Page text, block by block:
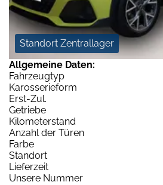
Standort Zentrallager
Allgemeine Daten:
Fahrzeugtyp
Karosserieform
Erst-Zul.
Getriebe
Kilometerstand
Anzahl der Türen
Farbe
Standort
Lieferzeit
Unsere Nummer